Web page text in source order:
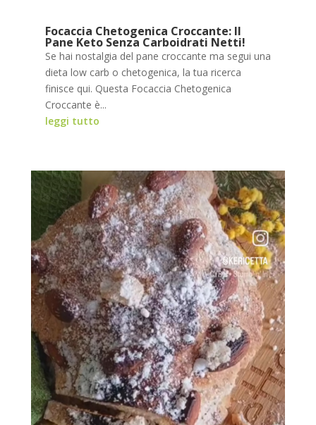
Focaccia Chetogenica Croccante: Il
Pane Keto Senza Carboidrati Netti!
Se hai nostalgia del pane croccante ma segui una
dieta low carb o chetogenica, la tua ricerca
finisce qui. Questa Focaccia Chetogenica
Croccante è...
leggi tutto